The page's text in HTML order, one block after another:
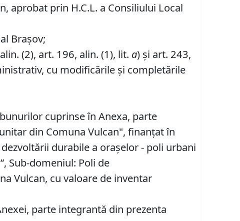
aprobat prin H.C.L. a Consiliului Local
Brașov;
(2), art. 196, alin. (1), lit. a) și art. 243,
cu modificările și completările
cuprinse în Anexa, parte
din Comuna Vulcan", finanţat în
durabile a oraşelor - poli urbani
Sub-domeniul: Poli de
Vulcan, cu valoare de inventar
parte integrantă din prezenta